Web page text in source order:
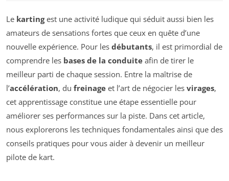
Le kartingest une activité ludique qui séduit aussi bien les
amateurs de sensations fortes que ceux en quête d’une
nouvelle expérience. Pour les débutants, il est primordial de
comprendre les bases de la conduite afin de tirer le
meilleur parti de chaque session. Entre la maîtrise de
l’accélération, du freinage et l’art de négocier les virages,
cet apprentissage constitue une étape essentielle pour
améliorer ses performances sur la piste. Dans cet article,
nous explorerons les techniques fondamentales ainsi que des
conseils pratiques pour vous aider à devenir un meilleur
pilote de kart.